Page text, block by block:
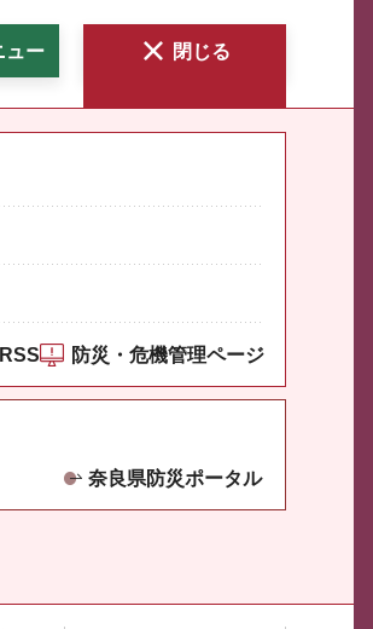
ュー 閉じる
防災・危機管理ページ
奈良県防災ポータル